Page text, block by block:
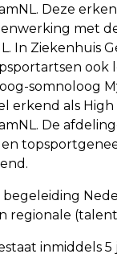
Deze
met
In Ziekenhuis
ook
somnoloog
erkend als
De
regionale
inmiddels 5